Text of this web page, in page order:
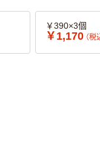
￥390×3個
￥1,170 （税